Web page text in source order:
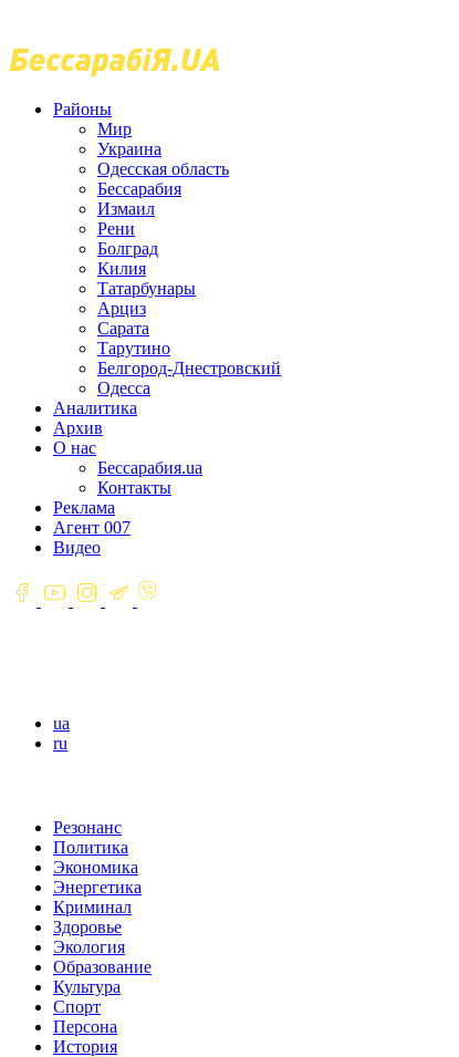
Районы
Мир
Украина
Одесская область
Бессарабия
Измаил
Рени
Болград
Килия
Татарбунары
Арциз
Сарата
Тарутино
Белгород-Днестровский
Одесса
Аналитика
Архив
О нас
Бессарабия.ua
Контакты
Реклама
Агент 007
Видео
ua
ru
Резонанс
Политика
Экономика
Энергетика
Криминал
Здоровье
Экология
Образование
Культура
Спорт
Персона
История